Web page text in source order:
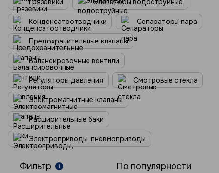
Грязевики Элеваторы водоструйные
Конденсатоотводчики Сепараторы пара
Предохранительные клапаны
Балансировочные вентили
Регуляторы давления Смотровые стекла
Электромагнитные клапаны
Расширительные баки
Электроприводы, пневмоприводы
Фильтр 1 По популярности